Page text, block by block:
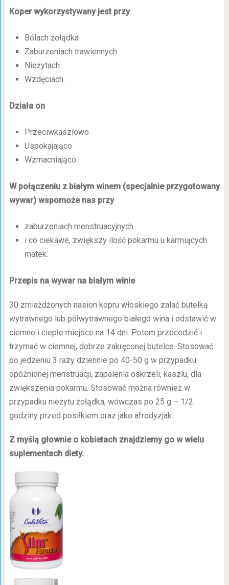
Koper wykorzystywany jest przy
Bólach żołądka
Zaburzeniach trawiennych
Nieżytach
Wzdęciach.
Działa on
Przeciwkaszlowo
Uspokajająco
Wzmacniająco.
W połączeniu z białym winem (specjalnie przygotowany
wywar) wspomoże nas przy
zaburzeniach menstruacyjnych
i co ciekawe, zwiększy ilość pokarmu u karmiących
matek.
Przepis na wywar na białym winie
30 zmiażdżonych nasion kopru włoskiego zalać butelką
wytrawnego lub półwytrawnego białego wina i odstawić w
ciemne i ciepłe miejsce na 14 dni. Potem przecedzić i
trzymać w ciemnej, dobrze zakręconej butelce. Stosować
po jedzeniu 3 razy dziennie po 40-50 g w przypadku
opóźnionej menstruacji, zapalenia oskrzeli, kaszlu, dla
zwiększenia pokarmu. Stosować można również w
przypadku nieżytu żołądka, wówczas po 25 g – 1/2
godziny przed posiłkiem oraz jako afrodyzjak.
Z myślą głownie o kobietach znajdziemy go w wielu
suplementach diety.